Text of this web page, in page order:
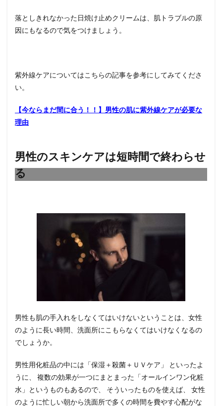
落としきれなかった日焼け止めクリームは、肌トラブルの原
因にもなるので気をつけましょう。
紫外線ケアについてはこちらの記事を参考にしてみてくださ
い。
【今ならまだ間に合う！！】男性の肌に紫外線ケアが必要な
理由
男性のスキンケアは短時間で終わらせ
る
男性も肌の手入れをしなくてはいけないということは、女性
のように長い時間、洗面所にこもらなくてはいけなくなるの
でしょうか。
男性用化粧品の中には「保湿＋殺菌＋ＵＶケア」 といったよ
うに、 複数の効果が一つにまとまった「オールインワン化粧
水」というものもあるので、 そういったものを使えば、 女性
のように忙しい朝から洗面所で多くの時間を費やす心配がな